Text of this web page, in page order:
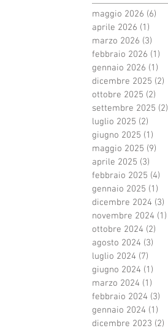
maggio 2026 (6)
aprile 2026 (1)
marzo 2026 (3)
febbraio 2026 (1)
gennaio 2026 (1)
dicembre 2025 (2)
ottobre 2025 (2)
settembre 2025 (2)
luglio 2025 (2)
giugno 2025 (1)
maggio 2025 (9)
aprile 2025 (3)
febbraio 2025 (4)
gennaio 2025 (1)
dicembre 2024 (3)
novembre 2024 (1)
ottobre 2024 (2)
agosto 2024 (3)
luglio 2024 (7)
giugno 2024 (1)
marzo 2024 (1)
febbraio 2024 (3)
gennaio 2024 (1)
dicembre 2023 (2)